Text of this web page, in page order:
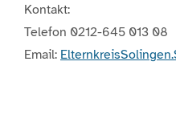
Kontakt:
Telefon 0212-645 013 08
Email: